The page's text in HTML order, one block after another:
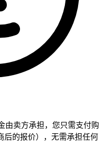
由卖方承担，您只需支付购
后的报价），无需承担任何